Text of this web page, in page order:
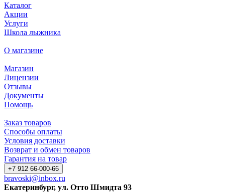
Каталог
Акции
Услуги
Школа лыжника
О магазине
Магазин
Лицензии
Отзывы
Документы
Помощь
Заказ товаров
Способы оплаты
Условия доставки
Возврат и обмен товаров
Гарантия на товар
+7 912 66-000-66
bravoski@inbox.ru
Екатеринбург, ул. Отто Шмидта 93